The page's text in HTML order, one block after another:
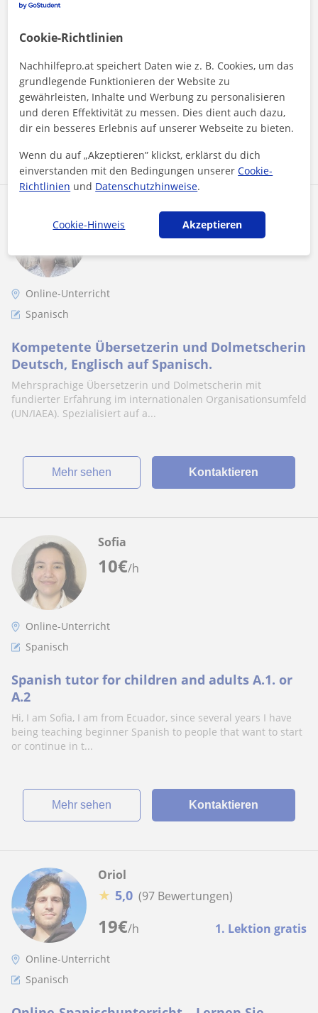
Spanischunterricht für Kinder, Jugendliche
und Erwachsene – geduldige Tutorin mit
Online-U
Unterricht individuell an deine Ziele, dein Niveau und dein
Lerntempo an. Für Anfänger...
55€ 1. Lektion gratis
Online-Unterricht
Spanisch
Kompetente Übersetzerin und Dolmetscherin
Deutsch, Englisch auf Spanisch.
Mehrsprachige Übersetzerin und Dolmetscherin mit
fundierter Erfahrung im internationalen Organisationsumfeld
(UN/IAEA). Spezialisiert auf a...
Mehr sehen Kontaktieren
10€/h
Sofia
Online-Unterricht
Spanisch
Spanish tutor for children and adults A.1. or
A.2
Hi, I am Sofia, I am from Ecuador, since several years I have
being teaching beginner Spanish to people that want to start
or continue in t...
Mehr sehen Kontaktieren
19€/h 1. Lektion gratis
Oriol
★ 5,0 (97 Bewertungen)
Online-Unterricht
Spanisch
Cookie-Richtlinien
Nachhilfepro.at speichert Daten wie z. B. Cookies, um das
grundlegende Funktionieren der Website zu
gewährleisten, Inhalte und Werbung zu personalisieren
und deren Effektivität zu messen. Dies dient auch dazu,
dir ein besseres Erlebnis auf unserer Webseite zu bieten.
Wenn du auf „Akzeptieren” klickst, erklärst du dich
einverstanden mit den Bedingungen unsererCookie-
Richtlinien und Datenschutzhinweise.
Cookie-Hinweis Akzeptieren